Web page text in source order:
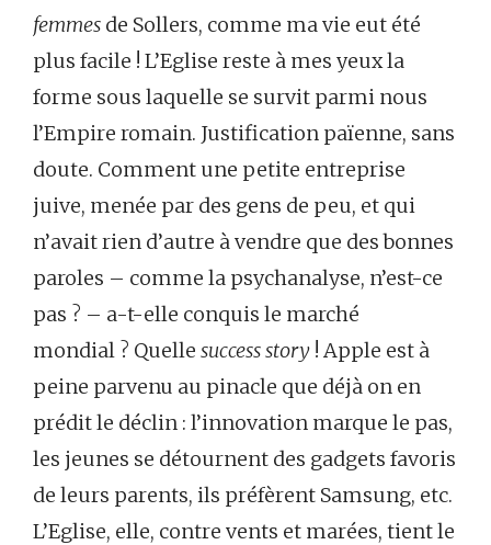
femmes de Sollers, comme ma vie eut été
plus facile ! L’Eglise reste à mes yeux la
forme sous laquelle se survit parmi nous
l’Empire romain. Justification païenne, sans
doute. Comment une petite entreprise
juive, menée par des gens de peu, et qui
n’avait rien d’autre à vendre que des bonnes
paroles – comme la psychanalyse, n’est-ce
pas ? – a-t-elle conquis le marché
mondial ? Quelle success story ! Apple est à
peine parvenu au pinacle que déjà on en
prédit le déclin : l’innovation marque le pas,
les jeunes se détournent des gadgets favoris
de leurs parents, ils préfèrent Samsung, etc.
L’Eglise, elle, contre vents et marées, tient le